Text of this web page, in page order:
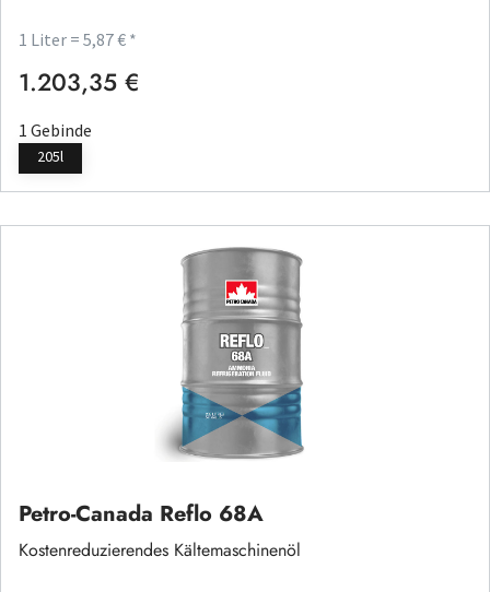
1 Liter = 5,87 € *
Regulärer Preis:
1.203,35 €
1 Gebinde
205l
Petro-Canada Reflo 68A
Kostenreduzierendes Kältemaschinenöl